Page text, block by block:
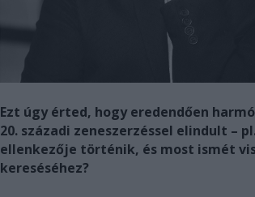
Ezt úgy érted, hogy eredendően
20. századi zeneszerzéssel elindult –
ellenkezője történik, és most ismét
kereséséhez?